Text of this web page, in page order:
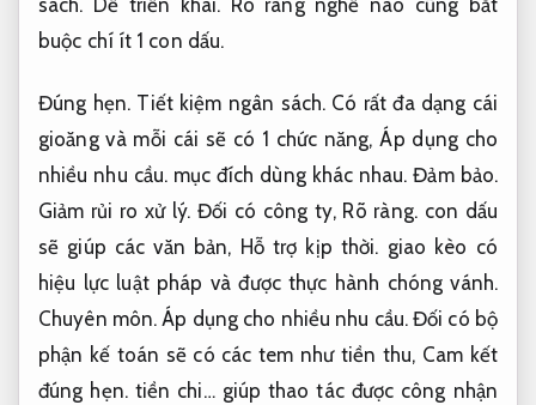
buộc chí ít 1 con dấu.
Đúng hẹn. Tiết kiệm ngân sách. Có rất đa dạng cái
gioăng và mỗi cái sẽ có 1 chức năng, Áp dụng cho
nhiều nhu cầu. mục đích dùng khác nhau.Đảm bảo.
Giảm rủi ro xử lý. Đối có công ty, Rõ ràng.con dấu
sẽ giúp các văn bản, Hỗ trợ kịp thời. giao kèo có
hiệu lực luật pháp và được thực hành chóng vánh.
Chuyên môn. Áp dụng cho nhiều nhu cầu.Đối có bộ
phận kế toán sẽ có các tem như tiền thu, Cam kết
đúng hẹn.tiền chi… giúp thao tác được công nhận